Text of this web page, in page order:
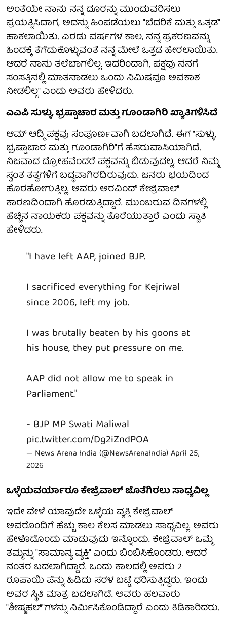
ಅಂತೆಯೇ ನಾನು ನನ್ನ ದೂರನ್ನು ಮುಂದುವರಿಸಲು
ಪ್ರಯತ್ನಿಸಿದಾಗ, ಅದನ್ನು ಹಿಂಪಡೆಯಲು "ಬೆದರಿಕೆ ಮತ್ತು ಒತ್ತಡ"
ಹಾಕಲಾಯಿತು. ಎರಡು ವರ್ಷಗಳ ಕಾಲ, ನನ್ನ ಪ್ರಕರಣವನ್ನು
ಹಿಂದಕ್ಕೆ ತೆಗೆದುಕೊಳ್ಳುವಂತೆ ನನ್ನ ಮೇಲೆ ಒತ್ತಡ ಹೇರಲಾಯಿತು.
ಆದರೆ ನಾನು ತಲೆಬಾಗಲಿಲ್ಲ. ಇದರಿಂದಾಗಿ, ಪಕ್ಷವು ನನಗೆ
ಸಂಸತ್ತಿನಲ್ಲಿ ಮಾತನಾಡಲು ಒಂದು ನಿಮಿಷವೂ ಅವಕಾಶ
ನೀಡಲಿಲ್ಲ" ಎಂದು ಅವರು ಹೇಳಿದರು.
ಎಎಪಿ ಸುಳ್ಳು, ಭ್ರಷ್ಟಾಚಾರ ಮತ್ತು ಗೂಂಡಾಗಿರಿ ಖ್ಯಾತಿಗಳಿಸಿದೆ
ಆಮ್ ಆದ್ಮಿ ಪಕ್ಷವು ಸಂಪೂರ್ಣವಾಗಿ ಬದಲಾಗಿದೆ. ಈಗ "ಸುಳ್ಳು,
ಭ್ರಷ್ಟಾಚಾರ ಮತ್ತು ಗೂಂಡಾಗಿರಿ"ಗೆ ಹೆಸರುವಾಸಿಯಾಗಿದೆ.
ನಿಜವಾದ ದ್ರೋಹವೆಂದರೆ ಪಕ್ಷವನ್ನು ಬಿಡುವುದಲ್ಲ, ಆದರೆ ನಿಮ್ಮ
ಸ್ವಂತ ತತ್ವಗಳಿಗೆ ಬದ್ಧವಾಗಿರದಿರುವುದು. ಜನರು ಭಯದಿಂದ
ಹೊರಹೋಗುತ್ತಿಲ್ಲ. ಅವರು ಅರವಿಂದ್ ಕೇಜ್ರಿವಾಲ್
ಕಾರಣದಿಂದಾಗಿ ಹೊರಡುತ್ತಿದ್ದಾರೆ. ಮುಂಬರುವ ದಿನಗಳಲ್ಲಿ
ಹೆಚ್ಚಿನ ನಾಯಕರು ಪಕ್ಷವನ್ನು ತೊರೆಯುತ್ತಾರೆ ಎಂದು ಸ್ವಾತಿ
ಹೇಳಿದರು.
"I have left AAP, joined BJP.
I sacrificed everything for Kejriwal
since 2006, left my job.
I was brutally beaten by his goons at
his house, they put pressure on me.
AAP did not allow me to speak in
Parliament."
- BJP MP Swati Maliwal
pic.twitter.com/Dg2iZndPOA
— News Arena India (@NewsArenaIndia)April 25,
2026
ಒಳ್ಳೆಯವರ್ಯಾರೂ ಕೇಜ್ರಿವಾಲ್ ಜೊತೆಗಿರಲು ಸಾಧ್ಯವಿಲ್ಲ
ಇದೇ ವೇಳೆ ಯಾವುದೇ ಒಳ್ಳೆಯ ವ್ಯಕ್ತಿ ಕೇಜ್ರಿವಾಲ್
ಅವರೊಂದಿಗೆ ಹೆಚ್ಚು ಕಾಲ ಕೆಲಸ ಮಾಡಲು ಸಾಧ್ಯವಿಲ್ಲ. ಅವರು
ಹೇಳೊದೊಂದು ಮಾಡುವುದು ಇನ್ನೊಂದು. ಕೇಜ್ರಿವಾಲ್ ಒಮ್ಮೆ
ತಮ್ಮನ್ನು "ಸಾಮಾನ್ಯ ವ್ಯಕ್ತಿ" ಎಂದು ಬಿಂಬಿಸಿಕೊಂಡರು. ಆದರೆ
ನಂತರ ಬದಲಾಗಿದ್ದಾರೆ. ಒಂದು ಕಾಲದಲ್ಲಿ ಅವರು 2
ರೂಪಾಯಿ ಪೆನ್ನು ಹಿಡಿದು ಸರಳ ಬಟ್ಟೆ ಧರಿಸುತ್ತಿದ್ದರು. ಇಂದು
ಅವರ ಸ್ಥಿತಿ ಮಾತ್ರ ಬದಲಾಗಿದೆ. ಅವರು ಹಲವಾರು
"ಶೀಷ್ಮಹಲ್"ಗಳನ್ನು ನಿರ್ಮಿಸಿಕೊಂಡಿದ್ದಾರೆ ಎಂದು ಕಿಡಿಕಾರಿದರು.